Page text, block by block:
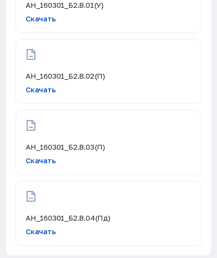
АН_160301_Б2.В.01(У)
Скачать
АН_160301_Б2.В.02(П)
Скачать
АН_160301_Б2.В.03(П)
Скачать
АН_160301_Б2.В.04(Пд)
Скачать